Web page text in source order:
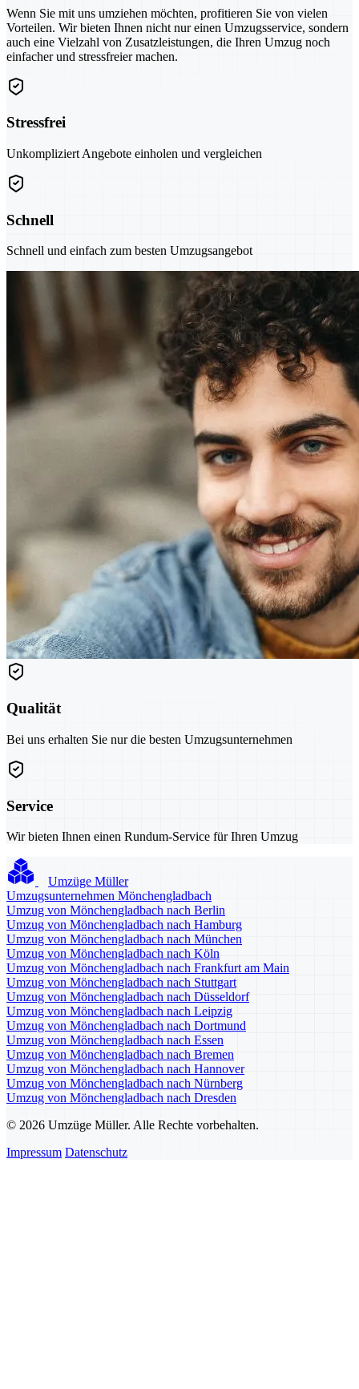
Wenn Sie mit uns umziehen möchten, profitieren Sie von vielen
Vorteilen. Wir bieten Ihnen nicht nur einen Umzugsservice, sondern
auch eine Vielzahl von Zusatzleistungen, die Ihren Umzug noch
einfacher und stressfreier machen.
Stressfrei
Unkompliziert Angebote einholen und vergleichen
Schnell
Schnell und einfach zum besten Umzugsangebot
Qualität
Bei uns erhalten Sie nur die besten Umzugsunternehmen
Service
Wir bieten Ihnen einen Rundum-Service für Ihren Umzug
Umzüge Müller
Umzugsunternehmen Mönchengladbach
Umzug von Mönchengladbach nach Berlin
Umzug von Mönchengladbach nach Hamburg
Umzug von Mönchengladbach nach München
Umzug von Mönchengladbach nach Köln
Umzug von Mönchengladbach nach Frankfurt am Main
Umzug von Mönchengladbach nach Stuttgart
Umzug von Mönchengladbach nach Düsseldorf
Umzug von Mönchengladbach nach Leipzig
Umzug von Mönchengladbach nach Dortmund
Umzug von Mönchengladbach nach Essen
Umzug von Mönchengladbach nach Bremen
Umzug von Mönchengladbach nach Hannover
Umzug von Mönchengladbach nach Nürnberg
Umzug von Mönchengladbach nach Dresden
© 2026 Umzüge Müller. Alle Rechte vorbehalten.
Impressum Datenschutz